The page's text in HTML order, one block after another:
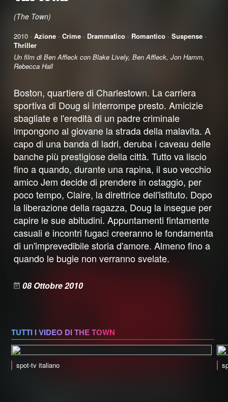
(The Town)
2010 · Azione· Crime· Drammatico· Romantico· Suspense·
Thriller
Un film di Ben Affleck con Blake Lively, Ben Affleck, Jon Hamm,
Rebecca Hall
Boston, quartiere di Charlestown. La carriera
sportiva di Doug si interrompe presto. Amicizie
sbagliate e l'eredità di un padre criminale
impongono al giovane la strada della malavita. A
capo di una banda di ladri, deruba i caveau delle
banche più prestigiose della città. Tutto va liscio
fino a quando, durante una rapina, il suo vecchio
amico Jem decide di prendere in ostaggio, per
poco tempo, Claire, la direttrice dell'istituto. Dopo
la liberazione della ragazza, Doug la insegue per
capire le sue abitudini. Appuntamenti fintamente
casuali e incontri fugaci creeranno le fondamenta
di un'imprevedibile storia d'amore. Almeno fino a
quando le bugie non verranno svelate.
08 Ottobre 2010
TUTTI I VIDEO DI THE TOWN
spot-tv italiano